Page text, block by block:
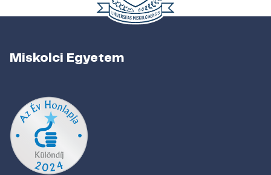
Miskolci Egyetem